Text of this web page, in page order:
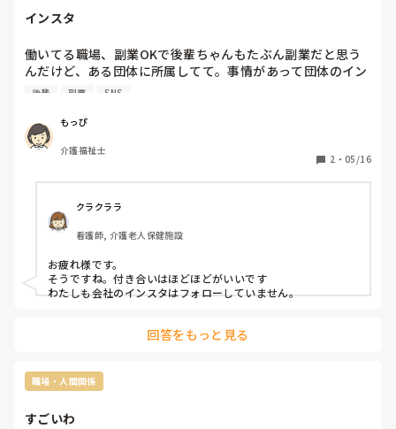
のに😭クソゥ。
インスタ
働いてる職場、副業OKで後輩ちゃんもたぶん副業だと思う
んだけど、ある団体に所属してて。事情があって団体のイン
スタのフォロワーを集めてるらしく、仕事の休憩中にその場
ーして下さい」ってQRコード見せながら言ってて。内心声
かけないでくれって思いながらいたけど、一緒に休憩してた
から案の定QRコード見せながら声かけてきて、そこで断る
後輩ちゃんに関係あるインスタフォローしたから後輩ちゃん
のインスタフォローしてないの不審がられる気がする〜。
大体公式とかそういう系のインスタも自分が興味ある人しか
後輩 副業 SNS
もっぴ
介護福祉士
2 ・ 05/16
クラクララ
看護師, 介護老人保健施設
お疲れ様です。
そうですね。付き合いはほどほどがいいです
わたしも会社のインスタはフォローしていません。
回答をもっと見る
職場・人間関係
すごいわ